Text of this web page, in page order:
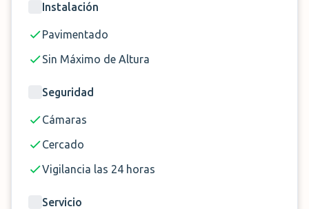
No lo dudes más y reserva ya tu plaza de
externo gratis si tu reserva supera los 20 euros!
Instalación
Pavimentado
Sin Máximo de Altura
Seguridad
Cámaras
Cercado
Vigilancia las 24 horas
Servicio